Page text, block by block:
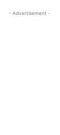
- Advertisement -